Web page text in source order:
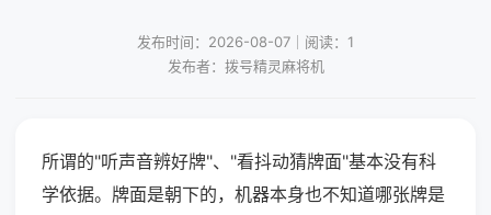
发布时间：2026-08-07｜阅读：1
发布者：拨号精灵麻将机
所谓的"听声音辨好牌"、"看抖动猜牌面"基本没有科
学依据。牌面是朝下的，机器本身也不知道哪张牌是